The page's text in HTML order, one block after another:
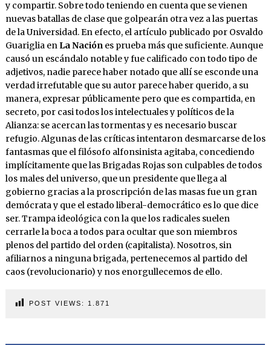
y compartir. Sobre todo teniendo en cuenta que se vienen
nuevas batallas de clase que golpearán otra vez a las puertas
de la Universidad. En efecto, el artículo publicado por Osvaldo
Guariglia en La Naciónes prueba más que suficiente. Aunque
causó un escándalo notable y fue calificado con todo tipo de
adjetivos, nadie parece haber notado que allí se esconde una
verdad irrefutable que su autor parece haber querido, a su
manera, expresar públicamente pero que es compartida, en
secreto, por casi todos los intelectuales y políticos de la
Alianza: se acercan las tormentas y es necesario buscar
refugio. Algunas de las críticas intentaron desmarcarse de los
fantasmas que el filósofo alfonsinista agitaba, concediendo
implícitamente que las Brigadas Rojas son culpables de todos
los males del universo, que un presidente que llega al
gobierno gracias a la proscripción de las masas fue un gran
demócrata y que el estado liberal-democrático es lo que dice
ser. Trampa ideológica con la que los radicales suelen
cerrarle la boca a todos para ocultar que son miembros
plenos del partido del orden (capitalista). Nosotros, sin
afiliarnos a ninguna brigada, pertenecemos al partido del
caos (revolucionario) y nos enorgullecemos de ello.
POST VIEWS: 1.871